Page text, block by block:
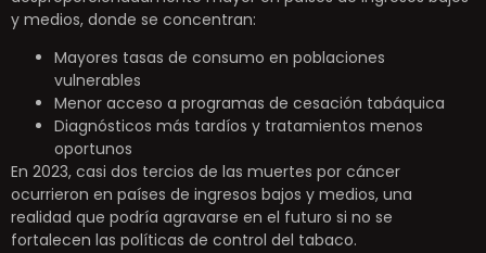
y medios, donde se concentran:
Mayores tasas de consumo en poblaciones
vulnerables
Menor acceso a programas de cesación tabáquica
Diagnósticos más tardíos y tratamientos menos
oportunos
En 2023, casi dos tercios de las muertes por cáncer
ocurrieron en países de ingresos bajos y medios, una
realidad que podría agravarse en el futuro si no se
fortalecen las políticas de control del tabaco.